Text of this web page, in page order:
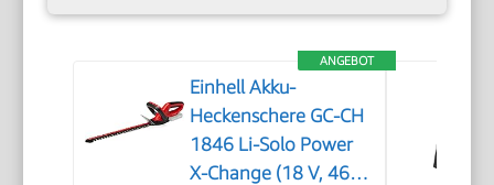
ANGEBOT
Einhell Akku-
Heckenschere GC-CH
1846 Li-Solo Power
X-Change (18 V, 46